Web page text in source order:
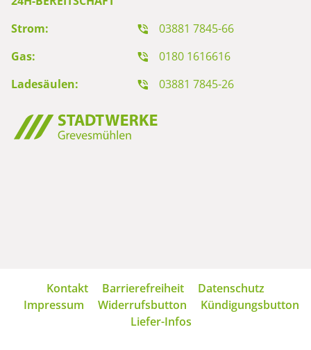
Strom:
03881 7845-66
Gas:
0180 1616616
Ladesäulen:
03881 7845-26
Navigation
überspringen
Kontakt Barrierefreiheit
Datenschutz
Impressum
Widerrufsbutton
Kündigungsbutton
Liefer-Infos